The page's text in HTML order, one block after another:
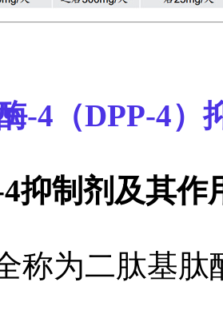
-4（DPP-4）
抑制剂及其作
为二肽基肽